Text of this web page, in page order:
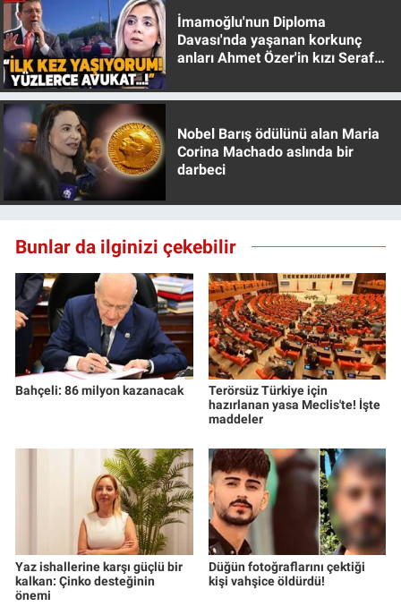
İmamoğlu'nun Diploma
Davası'nda yaşanan korkunç
anları Ahmet Özer'in kızı Seraf
Nobel Barış ödülünü alan Maria
Corina Machado aslında bir
darbeci
Bunlar da ilginizi çekebilir
Bahçeli: 86 milyon kazanacak
Terörsüz Türkiye için
hazırlanan yasa Meclis'te! İşte
maddeler
Yaz ishallerine karşı güçlü bir
kalkan: Çinko desteğinin
önemi
Düğün fotoğraflarını çektiği
kişi vahşice öldürdü!